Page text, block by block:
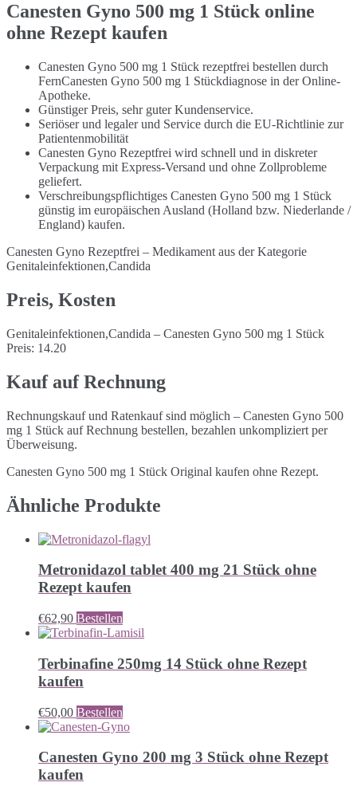
Canesten Gyno 500 mg 1 Stück online
ohne Rezept kaufen
Canesten Gyno 500 mg 1 Stück rezeptfrei bestellen durch
FernCanesten Gyno 500 mg 1 Stückdiagnose in der Online-
Apotheke.
Günstiger Preis, sehr guter Kundenservice.
Seriöser und legaler und Service durch die EU-Richtlinie zur
Patientenmobilität
Canesten Gyno Rezeptfrei wird schnell und in diskreter
Verpackung mit Express-Versand und ohne Zollprobleme
geliefert.
Verschreibungspflichtiges Canesten Gyno 500 mg 1 Stück
günstig im europäischen Ausland (Holland bzw. Niederlande /
England) kaufen.
Canesten Gyno Rezeptfrei – Medikament aus der Kategorie
Genitaleinfektionen,Candida
Preis, Kosten
Genitaleinfektionen,Candida – Canesten Gyno 500 mg 1 Stück
Preis: 14.20
Kauf auf Rechnung
Rechnungskauf und Ratenkauf sind möglich – Canesten Gyno 500
mg 1 Stück auf Rechnung bestellen, bezahlen unkompliziert per
Überweisung.
Canesten Gyno 500 mg 1 Stück Original kaufen ohne Rezept.
Ähnliche Produkte
Metronidazol tablet 400 mg 21 Stück ohne
Rezept kaufen
€62,90 Bestellen
Terbinafine 250mg 14 Stück ohne Rezept
kaufen
€50,00 Bestellen
Canesten Gyno 200 mg 3 Stück ohne Rezept
kaufen